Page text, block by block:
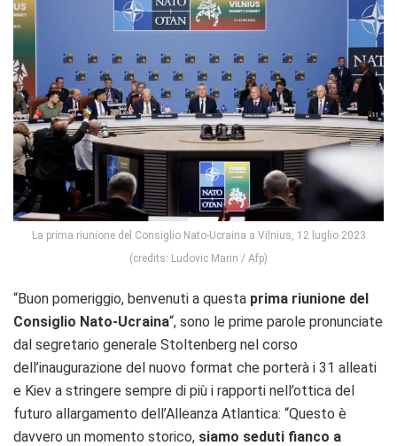
La prima riunione del Consiglio Nato-Ucraina a Vilnius, 12 luglio 2023
(credits: Ludovic Marin / Afp)
“Buon pomeriggio, benvenuti a questa prima riunione del
Consiglio Nato-Ucraina“, sono le prime parole pronunciate
dal segretario generale Stoltenberg nel corso
dell’inaugurazione del nuovo format che porterà i 31 alleati
e Kiev a stringere sempre di più i rapporti nell’ottica del
futuro allargamento dell’Alleanza Atlantica: “Questo è
davvero un momento storico, siamo seduti fianco a